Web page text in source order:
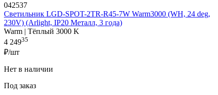
042537
Светильник LGD-SPOT-2TR-R45-7W Warm3000 (WH, 24 deg,
230V) (Arlight, IP20 Металл, 3 года)
Warm | Тёплый 3000 K
4 24935
₽/шт
Нет в наличии
Под заказ